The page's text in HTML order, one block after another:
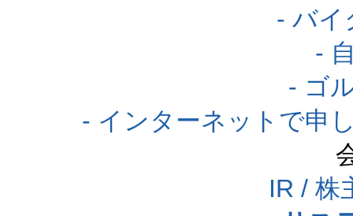
- バイ
-
- ゴ
- インターネットで申
IR / 株